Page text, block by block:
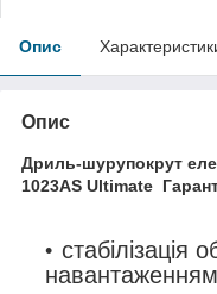
Опис
Опис
Дриль-шурупокрут
1023AS Ultimate
стабілізація